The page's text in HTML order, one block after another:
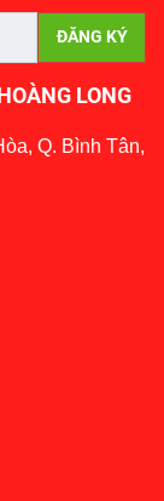
LONG
Q. Bình Tân,